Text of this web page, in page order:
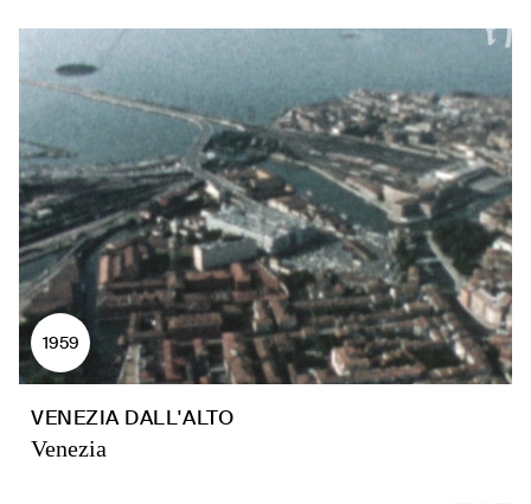
1959
VENEZIA DALL'ALTO
Venezia